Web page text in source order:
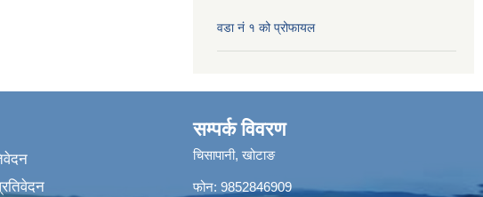
वडा नं १ को प्रोफायल
सम्पर्क विवरण
चिसापानी, खोटाङ
फोन: 9852846909